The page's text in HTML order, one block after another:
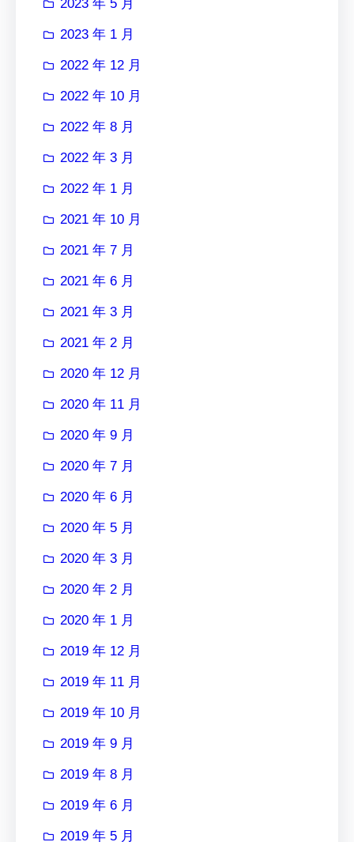
2023 年 5 月
2023 年 1 月
2022 年 12 月
2022 年 10 月
2022 年 8 月
2022 年 3 月
2022 年 1 月
2021 年 10 月
2021 年 7 月
2021 年 6 月
2021 年 3 月
2021 年 2 月
2020 年 12 月
2020 年 11 月
2020 年 9 月
2020 年 7 月
2020 年 6 月
2020 年 5 月
2020 年 3 月
2020 年 2 月
2020 年 1 月
2019 年 12 月
2019 年 11 月
2019 年 10 月
2019 年 9 月
2019 年 8 月
2019 年 6 月
2019 年 5 月